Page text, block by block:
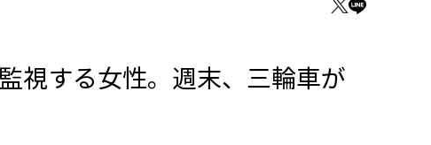
視する女性。週末、三輪車が